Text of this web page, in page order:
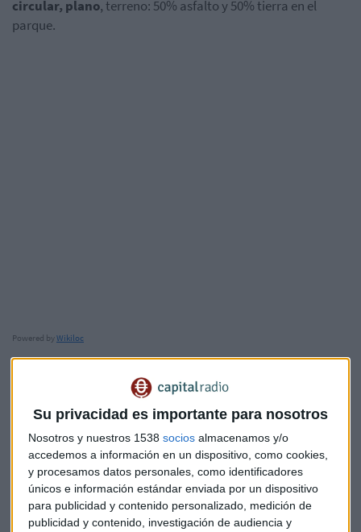
Su privacidad es importante para nosotros
Nosotros y nuestros 1538 socios almacenamos y/o
accedemos a información en un dispositivo, como cookies,
y procesamos datos personales, como identificadores
únicos e información estándar enviada por un dispositivo
para publicidad y contenido personalizado, medición de
publicidad y contenido, investigación de audiencia y
circular, plano, terreno: 50% asfalto y 50% tierra en el
parque.
Powered byWikiloc
Lagos de Copenhague.
Muy popular entre los runners locales.Son 4 lagosque
conforman un circuito muy chulo. Puedes comenzar en el
lago que te pille más a mano desde donde estés. Queda
muy céntrico y por tanto accesible.